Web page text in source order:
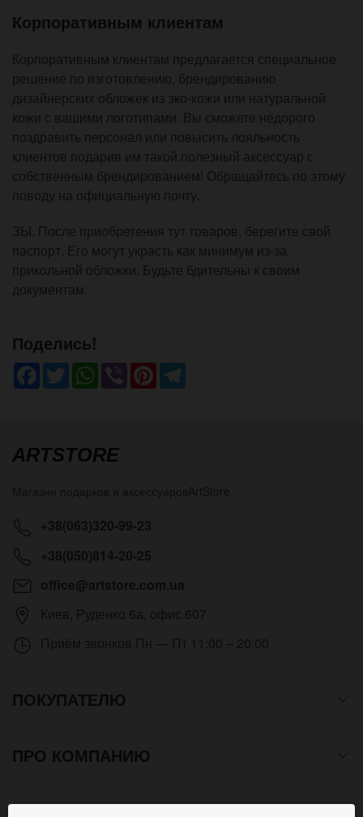
Корпоративным клиентам
Корпоративным клиентам предлагается специальное
решение по изготовлению, брендированию
дизайнерских обложек из эко-кожи или натуральной
кожи с вашими логотипами. Вы сможете недорого
поздравить персонал или повысить лояльность
клиентов подарив им такой полезный аксессуар с
собственным брендированием! Обращайтесь по этому
поводу на официальную почту.
ЗЫ. После приобретения тут товаров, берегите свой
паспорт. Его могут украсть как минимум из-за
прикольной обложки. Будьте бдительны к своим
документам.
Поделись!
Facebook
TwitterWhatsApp
ViberPinterest
ARTSTORE
ПОКУПАТЕЛЮ
ПРО КОМПАНИЮ
СПОСОБЫ ОПЛАТЫ